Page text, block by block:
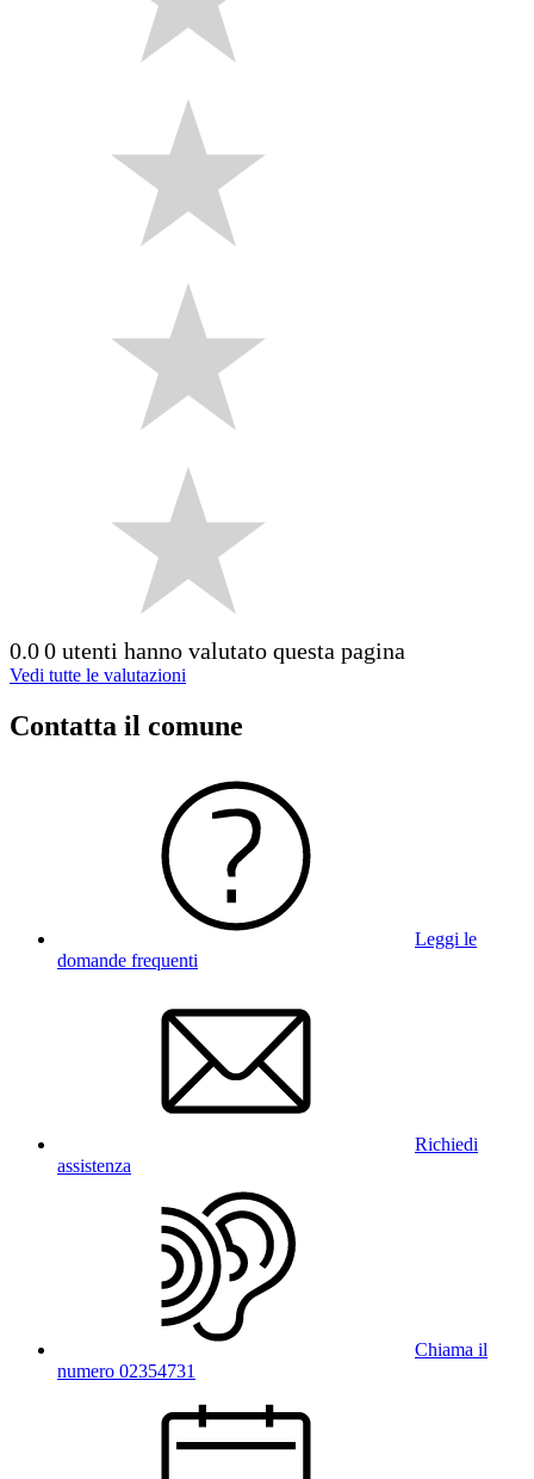
0.00 utenti hanno valutato questa pagina
Vedi tutte le valutazioni
Contatta il comune
Leggi le
domande frequenti
Richiedi
assistenza
Chiama il
numero 02354731